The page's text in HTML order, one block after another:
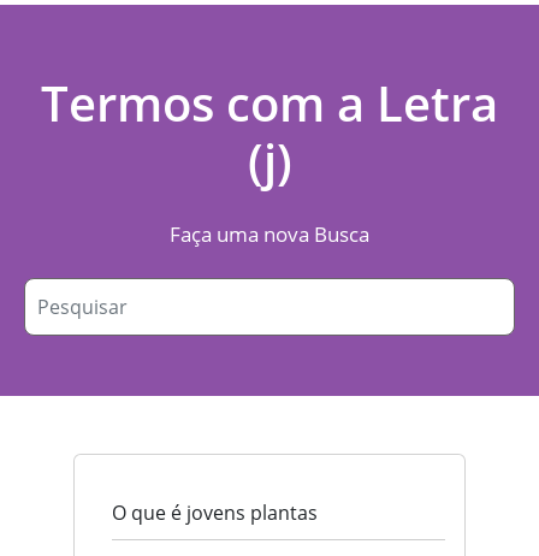
Termos com a Letra
(j)
Faça uma nova Busca
O que é jovens plantas